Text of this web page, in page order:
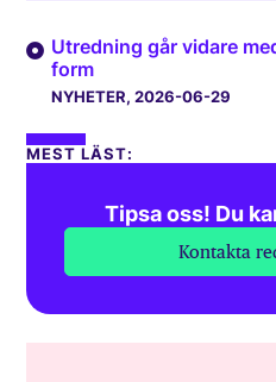
Utredning går vidare
form
NYHETER, 2026-06-29
MEST LÄST:
Tipsa oss! Du
Kontakta